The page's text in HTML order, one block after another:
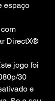
espaço
DirectX®
jogo foi
30
e